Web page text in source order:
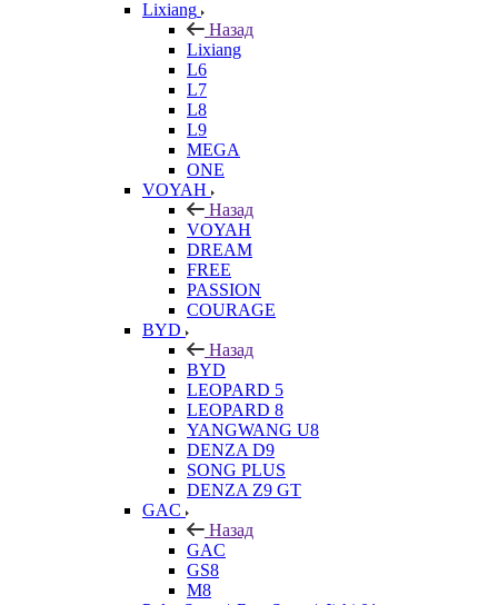
Lixiang
Назад
Lixiang
L6
L7
L8
L9
MEGA
ONE
VOYAH
Назад
VOYAH
DREAM
FREE
PASSION
COURAGE
BYD
Назад
BYD
LEOPARD 5
LEOPARD 8
YANGWANG U8
DENZA D9
SONG PLUS
DENZA Z9 GT
GAC
Назад
GAC
GS8
M8